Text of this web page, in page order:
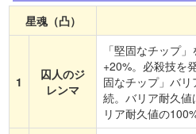
星魂（凸）
1
囚人のジ
レンマ
「堅固なチップ
+20%。必殺技を
固なチップ」バ
続。バリア耐久
リア耐久値の100%